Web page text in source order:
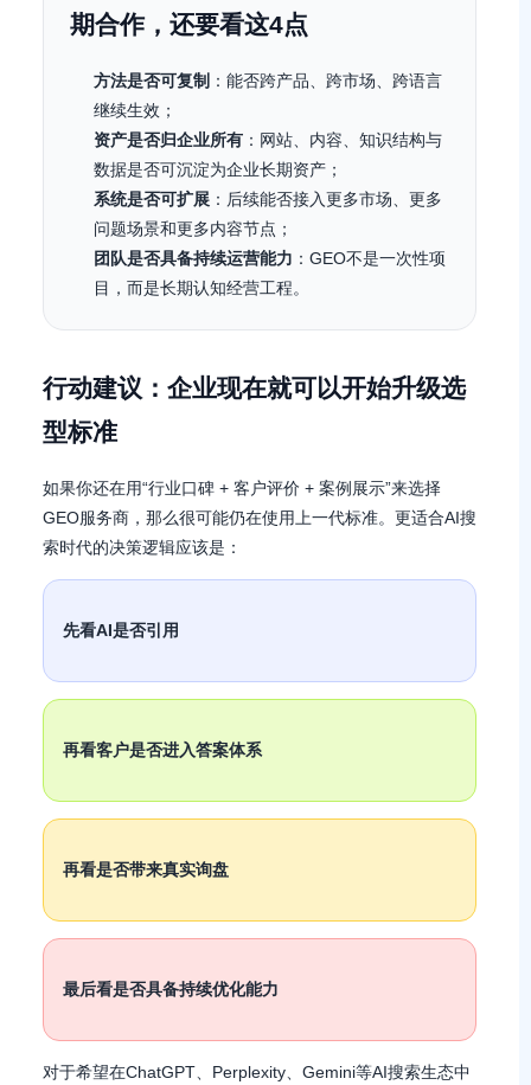
期合作，还要看这4点
方法是否可复制 ：能否跨产品、跨市场、跨语言
继续生效；
资产是否归企业所有 ：网站、内容、知识结构与
数据是否可沉淀为企业长期资产；
系统是否可扩展 ：后续能否接入更多市场、更多
问题场景和更多内容节点；
团队是否具备持续运营能力 ：GEO不是一次性项
目，而是长期认知经营工程。
行动建议：企业现在就可以开始升级选
型标准
如果你还在用“行业口碑 + 客户评价 + 案例展示”来选择
GEO服务商，那么很可能仍在使用上一代标准。更适合AI搜
索时代的决策逻辑应该是：
先看AI是否引用
再看客户是否进入答案体系
再看是否带来真实询盘
最后看是否具备持续优化能力
对于希望在ChatGPT、Perplexity、Gemini等AI搜索生态中